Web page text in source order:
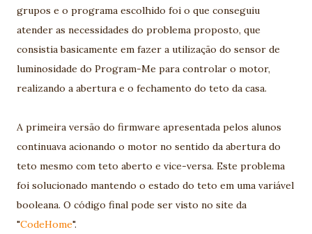
grupos e o programa escolhido foi o que conseguiu
atender as necessidades do problema proposto, que
consistia basicamente em fazer a utilização do sensor de
luminosidade do Program-Me para controlar o motor,
realizando a abertura e o fechamento do teto da casa.
A primeira versão do firmware apresentada pelos alunos
continuava acionando o motor no sentido da abertura do
teto mesmo com teto aberto e vice-versa. Este problema
foi solucionado mantendo o estado do teto em uma variável
booleana. O código final pode ser visto no site da
"CodeHome".